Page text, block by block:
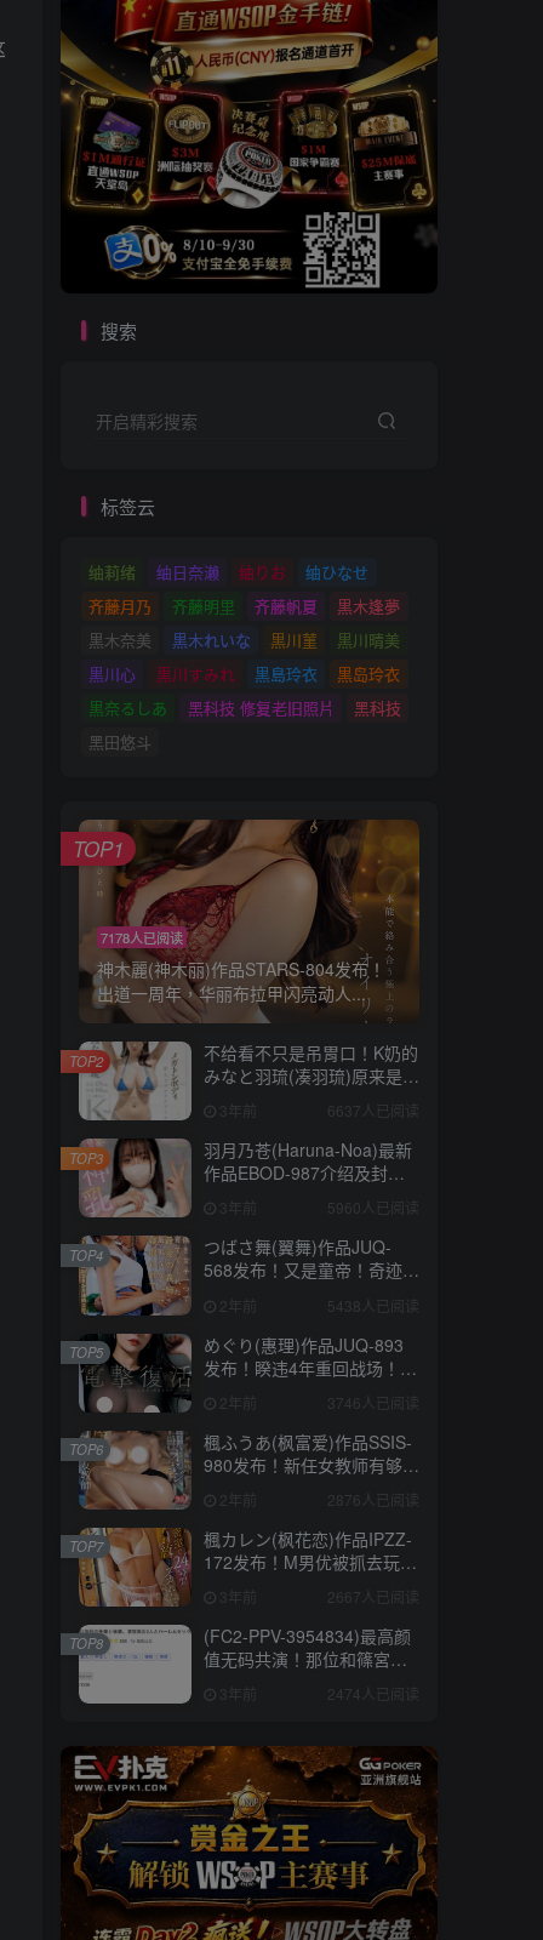
搜索
开启精彩搜索
标签云
䌷莉绪 䌷日奈濑 䌷りお
䌷ひなせ
齐藤月乃
齐藤明里 齐藤帆夏
黒木逢夢
黒木奈美
黒木れいな 黒川菫
黒川晴美
黒川心
黒川すみれ 黒島玲衣
黒岛玲衣
黒奈るしあ
黑科技 修复老旧照片
黑科技
黑田悠斗
7178人已阅读
神木麗(神木丽)作品STARS-804发布！
出道一周年，华丽布拉甲闪亮动人...
TOP1
不给看不只是吊胃口！K奶的
みなと羽琉(凑羽琉)原来是无
牌】3年前 6637人已阅读
TOP2
羽月乃苍(Haruna-Noa)最新
作品EBOD-987介绍及封面
3年前 5960人已阅读
TOP3
つばさ舞(翼舞)作品JUQ-
568发布！又是童帝！奇迹的
狂！【EV棋牌】
2年前 5438人已阅读
TOP4
めぐり(惠理)作品JUQ-893
发布！睽违4年重回战场！她
2年前 3746人已阅读
TOP5
楓ふうあ(枫富爱)作品SSIS-
980发布！新任女教师有够
脏臭老爸硬上！【EV棋牌】
2年前 2876人已阅读
TOP6
楓カレン(枫花恋)作品IPZZ-
172发布！M男优被抓去玩弄
【EV棋牌】
3年前 2667人已阅读
TOP7
(FC2-PPV-3954834)最高颜
值无码共演！那位和篠宮花
是⋯【EV棋牌】
3年前 2474人已阅读
TOP8